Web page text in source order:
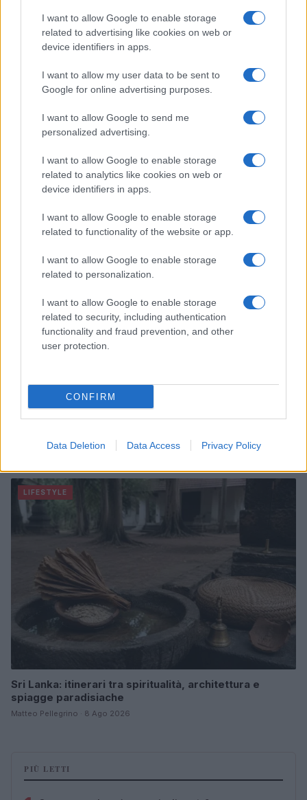
I want to allow Google to enable storage
related to advertising like cookies on web or
device identifiers in apps.
I want to allow my user data to be sent to
Google for online advertising purposes.
I want to allow Google to send me
personalized advertising.
I want to allow Google to enable storage
related to analytics like cookies on web or
device identifiers in apps.
I want to allow Google to enable storage
related to functionality of the website or app.
I want to allow Google to enable storage
related to personalization.
I want to allow Google to enable storage
related to security, including authentication
functionality and fraud prevention, and other
user protection.
CONFIRM
Data Deletion Data Access Privacy Policy
Come ottenere ricci morbidi e definiti con la giusta
routine di cura
Madeira nel weekend del 9 agosto
LIFESTYLE
Sri Lanka: itinerari tra spiritualità, architettura e
spiagge paradisiache
Matteo Pellegrino · 8 Ago 2026
PIÙ LETTI